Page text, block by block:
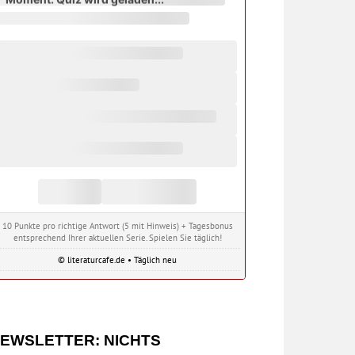
10 Punkte pro richtige Antwort (5 mit Hinweis) + Tagesbonus
entsprechend Ihrer aktuellen Serie. Spielen Sie täglich!
© literaturcafe.de • Täglich neu
NICHTS